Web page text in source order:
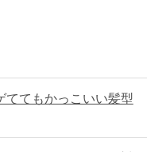
ててもかっこいい髪型